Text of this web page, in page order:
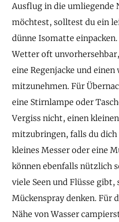
Ausflug in die umliegende
möchtest, solltest du ein
dünne Isomatte
Wetter oft
eine Regenjacke und
mitzunehmen. Für
eine Stirnlampe oder
Vergiss nicht, einen
mitzubringen, falls du
kleines Messer oder eine
können ebenfalls nützlich
viele Seen und Flüsse gibt,
Mückenspray denken. Für
Nähe von Wasser